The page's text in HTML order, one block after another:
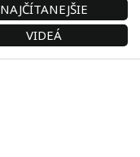
NAJČÍTANEJŠIE
VIDEÁ